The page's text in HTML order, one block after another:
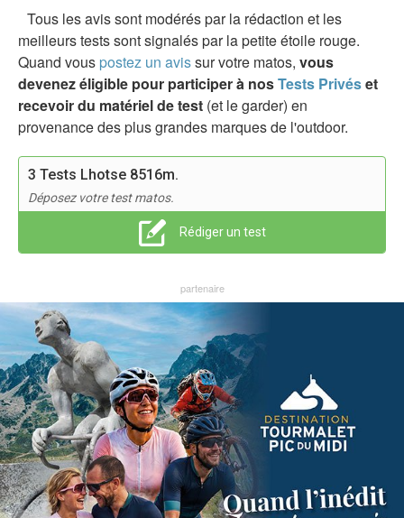
Tous les avis sont modérés par la rédaction et les
meilleurs tests sont signalés par la petite étoile rouge.
Quand vous postez un avissur votre matos, vous
devenez éligible pour participer à nosTests Privéset
recevoir du matériel de test (et le garder) en
provenance des plus grandes marques de l'outdoor.
3 Tests Lhotse 8516m.
Déposez votre test matos.
Rédiger un test